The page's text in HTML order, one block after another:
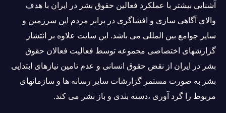
آشنایی بيشتر با عملکرد فعالین حقوق بشر در ایران با هدف
والاى آگاهى سازی و افشاگرى در برابر مردم این سرزمین و
ساير جوامع بین المللى می باشد. این سایت علاوه بر انتشار
گزارشهای اختصاصی مجموعه توسط فعاليت فعالان حقوق
بشر در ایران از نقض حقوق انسانی و عدم تامین نیازهای ابتدایی
بشر به صورت مستمر گزارشات سایر رسانه ها و سازمانهای
مربوط را گرد آوری ،دسته بندی و باز نشر می كند.